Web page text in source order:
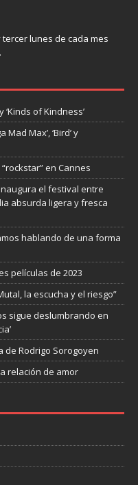
lunes de cada mes
‘Kinds of Kindness’
Max’, ‘Bird’ y
en Cannes
el festival entre
absurda ligera y fresca
hablando de una forma
películas de 2023
la escucha y el riesgo”
sigue deslumbrando en
de Rodrigo Sorogoyen
relación de amor